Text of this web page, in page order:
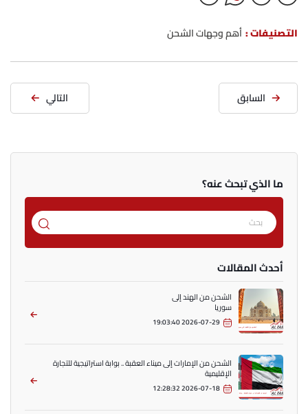
التصنيفات :أهم وجهات الشحن
السابق التالي
ما الذي تبحث عنه؟
أحدث المقالات
الشحن من الهند إلى
سوريا
2026-07-29 19:03:40
الشحن من الإمارات إلى ميناء العقبة .. بوابة استراتيجية للتجارة
الإقليمية
2026-07-18 12:28:32